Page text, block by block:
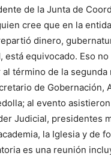
de la Junta de
cree que en la
dinero,
equivocado. Eso no
término de la
de Gobernación,
al evento
Judicial, presidentes
la Iglesia y de
es una reunión